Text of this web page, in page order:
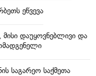
ეწვევა
დაუყოვნებლივი და
საგარეო საქმეთა